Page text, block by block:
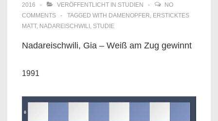
2016
VERÖFFENTLICHT IN STUDIEN
NO
COMMENTS
TAGGED WITH DAMENOPFER, ERSTICKTES
MATT, NADAREISCHWILI , STUDIE
Nadareischwili, Gia – Weiß am Zug gewinnt
1991